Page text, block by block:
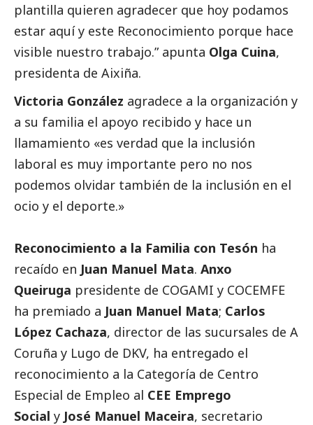
plantilla quieren agradecer que hoy podamos
estar aquí y este Reconocimiento porque hace
visible nuestro trabajo.” apunta Olga Cuina,
presidenta de Aixiña.
Victoria González agradece a la organización y
a su familia el apoyo recibido y hace un
llamamiento «es verdad que la inclusión
laboral es muy importante pero no nos
podemos olvidar también de la inclusión en el
ocio y el deporte.»
Reconocimiento a la Familia con Tesón ha
recaído en Juan Manuel Mata. Anxo
Queiruga presidente de COGAMI y COCEMFE
ha premiado a Juan Manuel Mata; Carlos
López Cachaza, director de las sucursales de A
Coruña y Lugo de DKV, ha entregado el
reconocimiento a la Categoría de Centro
Especial de Empleo al CEE Emprego
Social y José Manuel Maceira, secretario